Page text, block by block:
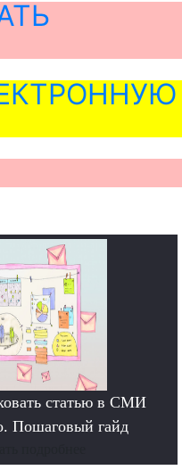
статью в СМИ
Пошаговый гайд